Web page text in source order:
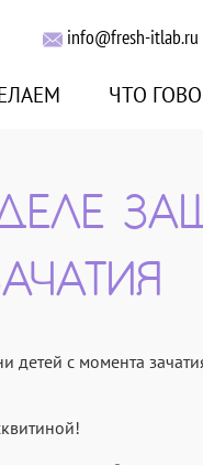
info@fresh-itlab.ru
ЧТО
детей с момента